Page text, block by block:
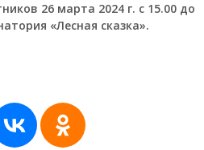
26 марта 2024 г. с 15.00 до
«Лесная сказка».